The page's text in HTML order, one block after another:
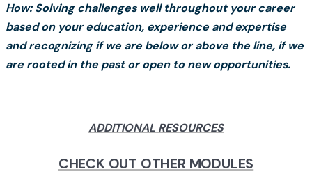
How: Solving challenges well throughout your career
based on your education, experience and expertise
and recognizing if we are below or above the line, if we
are rooted in the past or open to new opportunities.
ADDITIONAL RESOURCES
CHECK OUT OTHER MODULES